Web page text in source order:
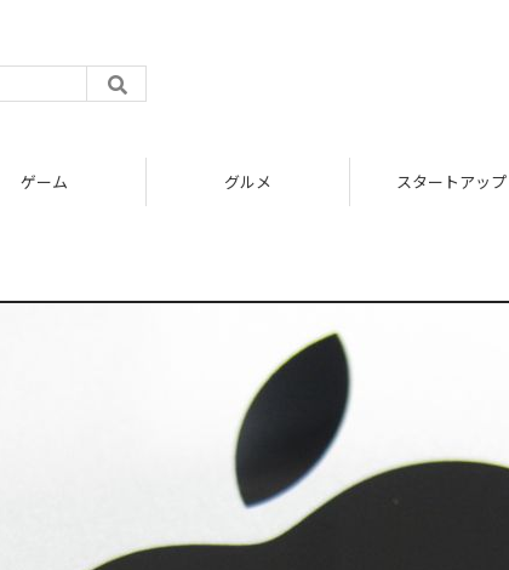
ゲーム グルメ スタートアップ